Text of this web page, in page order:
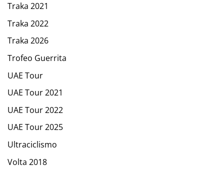
Traka 2021
Traka 2022
Traka 2026
Trofeo Guerrita
UAE Tour
UAE Tour 2021
UAE Tour 2022
UAE Tour 2025
Ultraciclismo
Volta 2018